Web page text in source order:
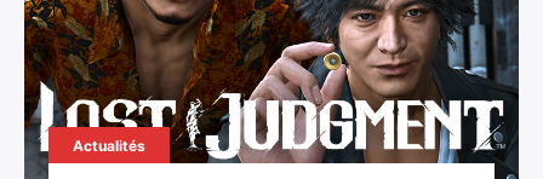
Actualités